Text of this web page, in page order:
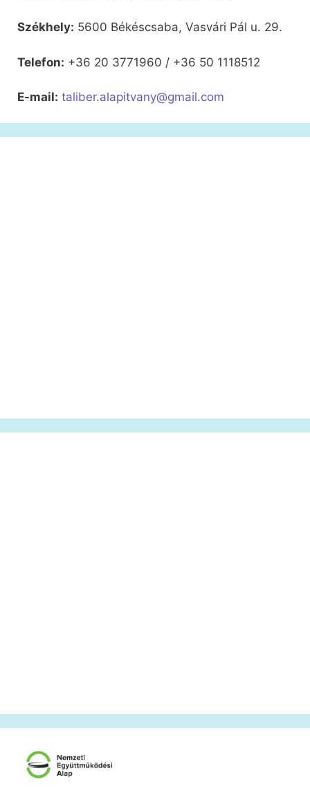
Székhely: 5600 Békéscsaba, Vasvári Pál u. 29.
Telefon: +36 20 3771960 / +36 50 1118512
E-mail: taliber.alapitvany@gmail.com